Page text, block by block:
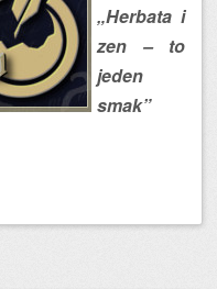
„Herbata i
zen – to
jeden
smak”